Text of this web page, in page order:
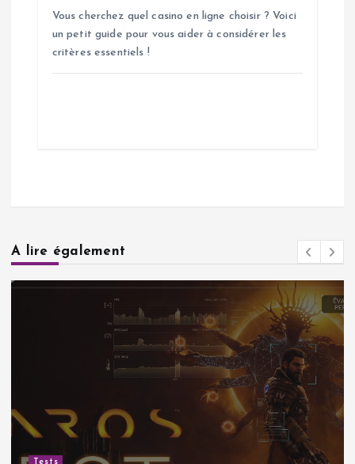
Vous cherchez quel casino en ligne choisir ? Voici
un petit guide pour vous aider à considérer les
critères essentiels !
A lire également
Tests